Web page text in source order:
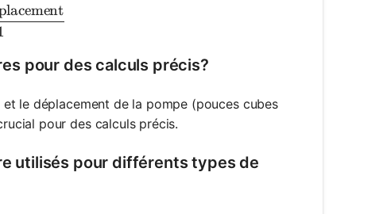
= \frac{RPM \times \text{Displacement}}{231}
pour des calculs précis?
le déplacement de la pompe (pouces cubes
pour des calculs précis.
utilisés pour différents types de